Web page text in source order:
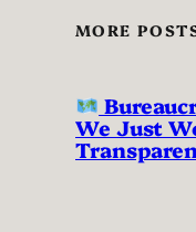
MORE
We Just